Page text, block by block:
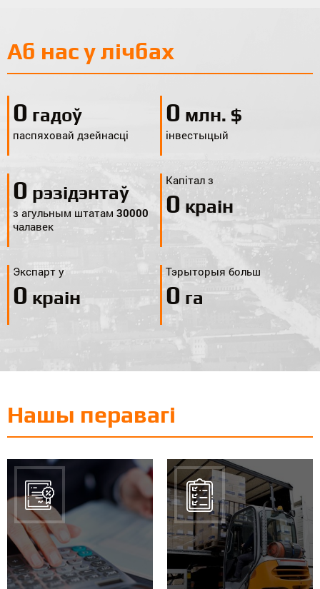
Аб нас у лічбах
0 гадоў
паспяховай дзейнасці
0 млн. $
інвестыцый
0 рэзідэнтаў
з агульным штатам 30000
чалавек
Капітал з
0 краін
Экспарт у
0 краін
Тэрыторыя больш
0 га
Нашы перавагі